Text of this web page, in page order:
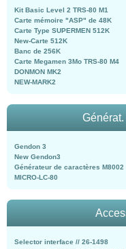
Kit Basic Level 2 TRS-80 M1
Carte mémoire "ASP" de 48K
Carte Type SUPERMEN 512K
New-Carte 512K
Banc de 256K
Carte Megamen 3Mo TRS-80 M4
DONMON MK2
NEW-MARK2
Gendon 3
New Gendon3
Générateur de caractères M8002
MICRO-LC-80
Selector interface // 26-1498